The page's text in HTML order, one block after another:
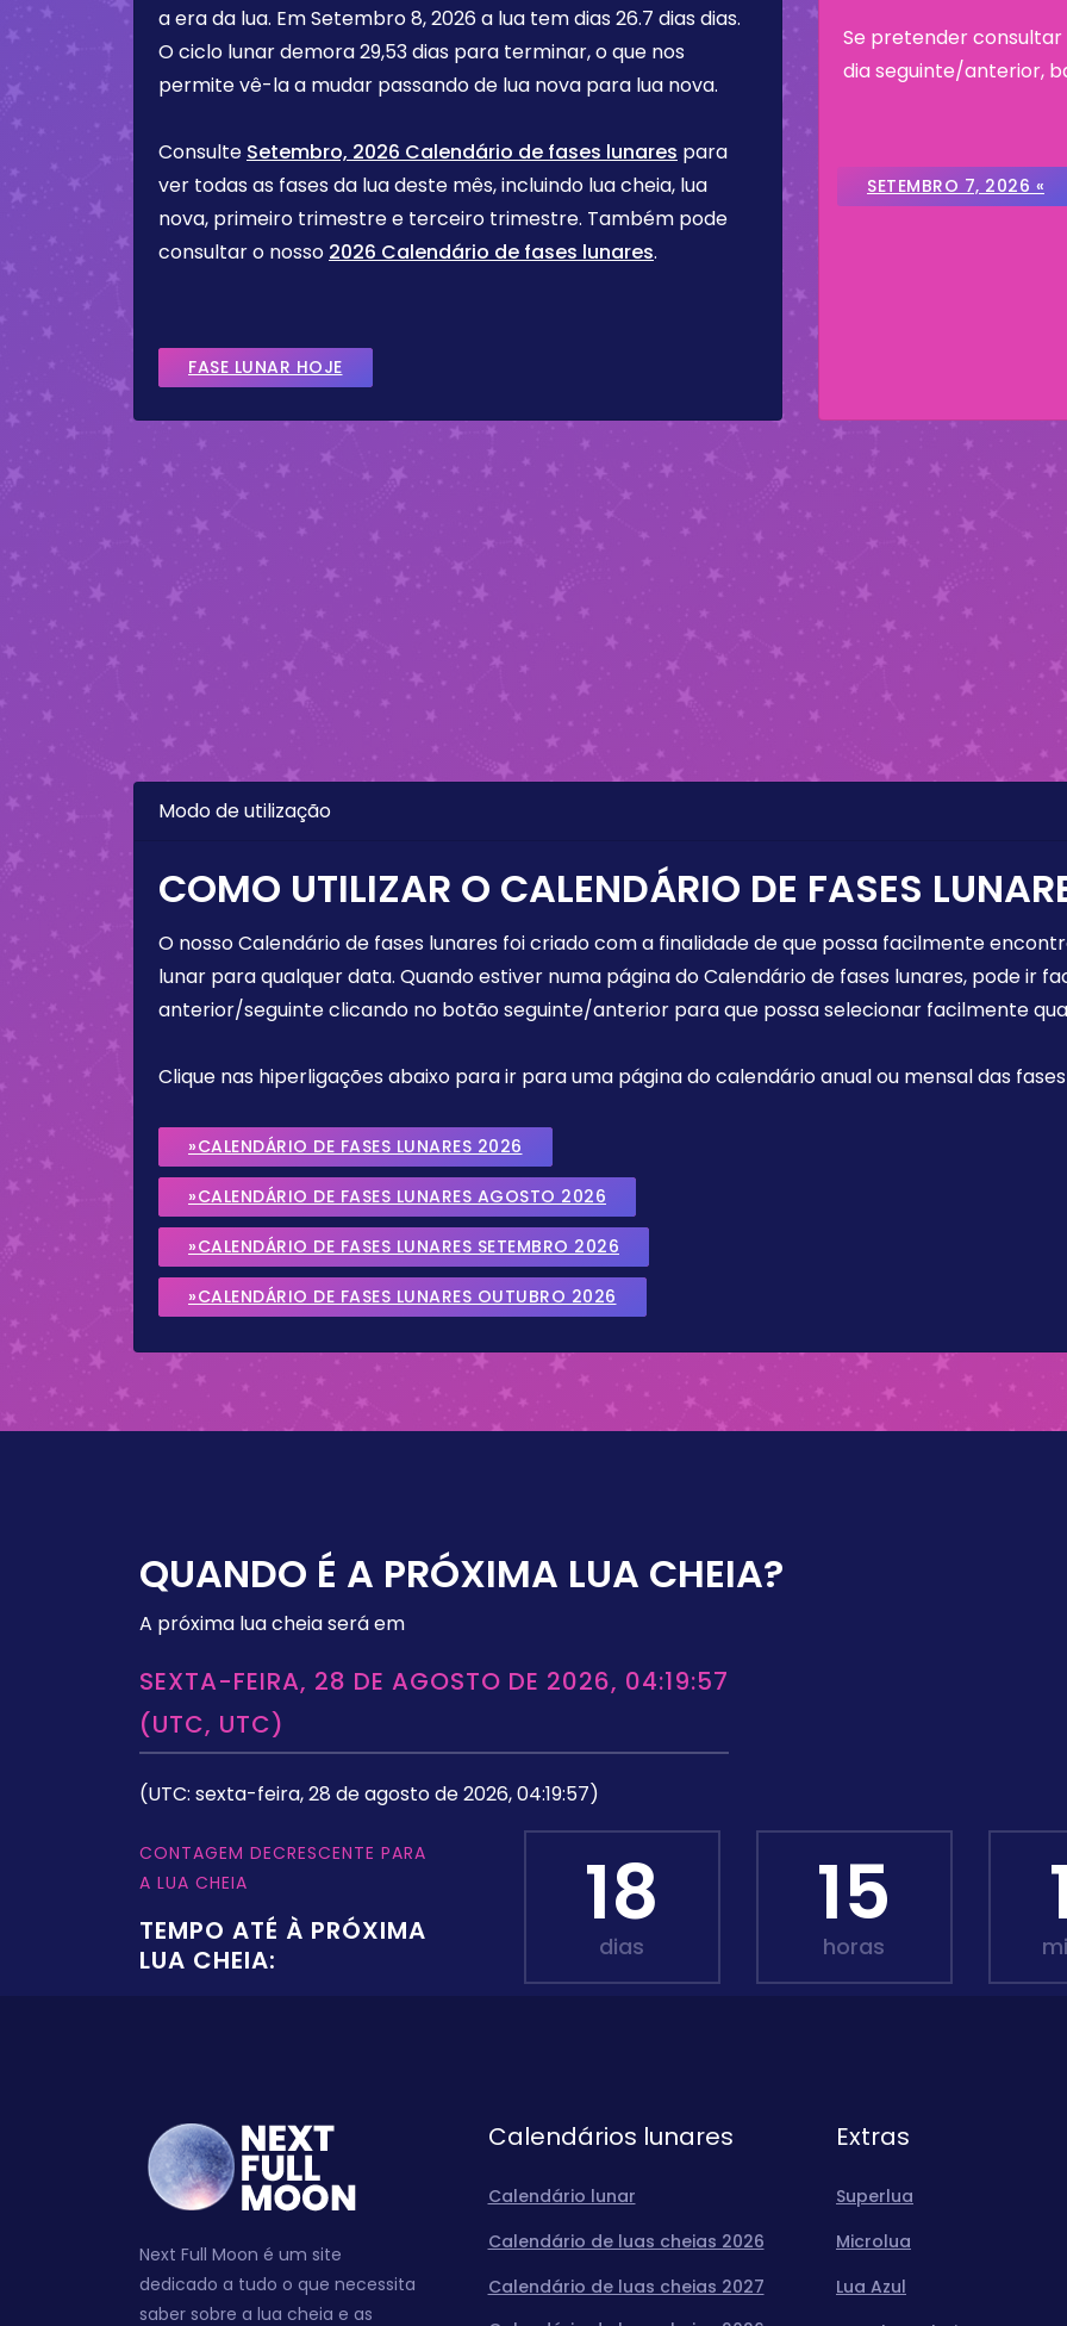
a era da lua. EmSetembro 8, 2026 a lua tem dias 26.7 dias dias.
O ciclo lunar demora 29,53 dias para terminar, o que nos
permite vê-la a mudar passando de lua nova para lua nova.
Consulte Setembro, 2026 Calendário de fases lunares para
ver todas as fases da lua deste mês, incluindo lua cheia, lua
nova, primeiro trimestre e terceiro trimestre. Também pode
consultar o nosso 2026 Calendário de fases lunares.
FASE LUNAR HOJE
Se pretender consultar
dia seguinte/anterior,
SETEMBRO 7, 2026 «
Modo de utilização
COMO UTILIZAR O CALENDÁRIO DE FASES
O nosso Calendário de fases lunares foi criado com a finalidade de que possa facilmente
lunar para qualquer data. Quando estiver numa página do Calendário de fases lunares, pode ir
anterior/seguinte clicando no botão seguinte/anterior para que possa selecionar facilmente
Clique nas hiperligações abaixo para ir para uma página do calendário anual ou mensal das
»CALENDÁRIO DE FASES LUNARES 2026
»CALENDÁRIO DE FASES LUNARES AGOSTO 2026
»CALENDÁRIO DE FASES LUNARES SETEMBRO 2026
»CALENDÁRIO DE FASES LUNARES OUTUBRO 2026
QUANDO É A PRÓXIMA LUA CHEIA?
A próxima lua cheia será em
SEXTA-FEIRA, 28 DE AGOSTO DE 2026, 04:19:57
(UTC, UTC)
(UTC: sexta-feira, 28 de agosto de 2026, 04:19:57)
CONTAGEM DECRESCENTE PARA
A LUA CHEIA
TEMPO ATÉ À PRÓXIMA
LUA CHEIA:
18
dias
15
horas
Next Full Moon é um site
dedicado a tudo o que necessita
saber sobre a lua cheia e as
Calendários lunares
Calendário lunar
Calendário de luas cheias 2026
Calendário de luas cheias 2027
Extras
Superlua
Microlua
Lua Azul